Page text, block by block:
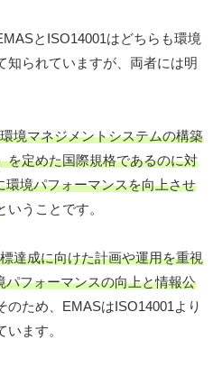
とISO14001はどちらも環境
知られていますが、両者には明
境マネジメントシステムの構築
を定めた国際規格であるのに対
境パフォーマンスを向上させ
いうことです。
達成に向けた計画や運用を重視
フォーマンスの向上と情報公
のため、EMASはISO14001より
ます。